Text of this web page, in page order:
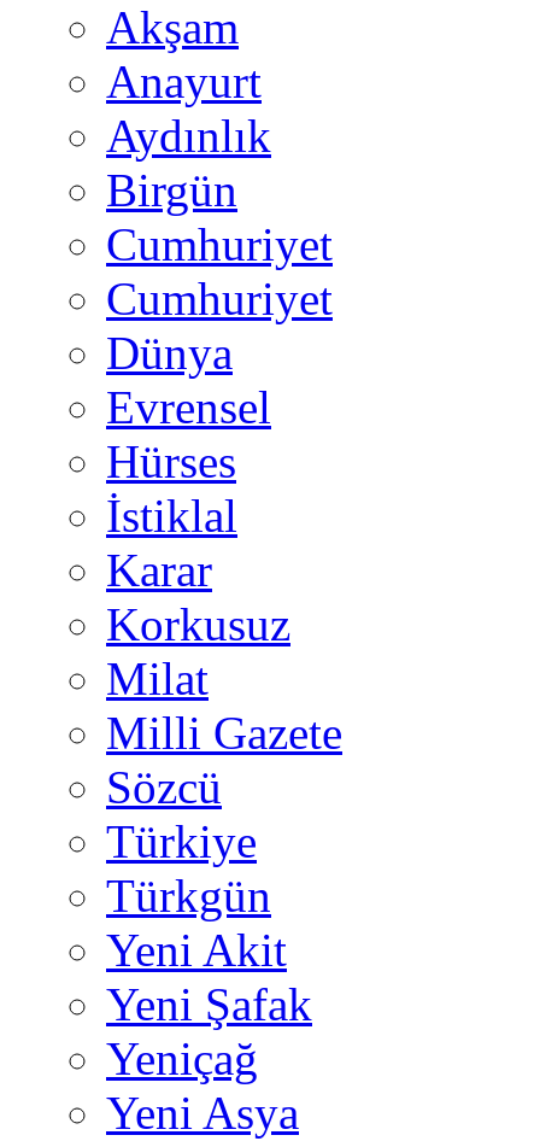
Akşam
Anayurt
Aydınlık
Birgün
Cumhuriyet
Cumhuriyet
Dünya
Evrensel
Hürses
İstiklal
Karar
Korkusuz
Milat
Milli Gazete
Sözcü
Türkiye
Türkgün
Yeni Akit
Yeni Şafak
Yeniçağ
Yeni Asya